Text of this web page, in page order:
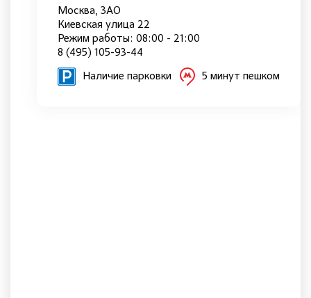
Москва, ЗАО
Киевская улица 22
Режим работы: 08:00 - 21:00
8 (495) 105-93-44
Наличие парковки 5 минут пешком